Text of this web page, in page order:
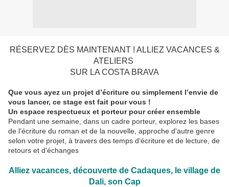
RÉSERVEZ DÈS MAINTENANT ! ALLIEZ VACANCES &
ATELIERS
SUR LA COSTA BRAVA
Que vous ayez un projet d’écriture ou simplement l’envie de
vous lancer, ce stage est fait pour vous !
Un espace respectueux et porteur pour créer ensemble
Pendant une semaine, dans un cadre porteur, explorez les bases
de l’écriture du roman et de la nouvelle, approche d'autre genre
selon votre projet, à travers des temps d'écriture et de lecture, de
retours et d'échanges
Alliez vacances, découverte de Cadaques, le village de
Dali, son Cap